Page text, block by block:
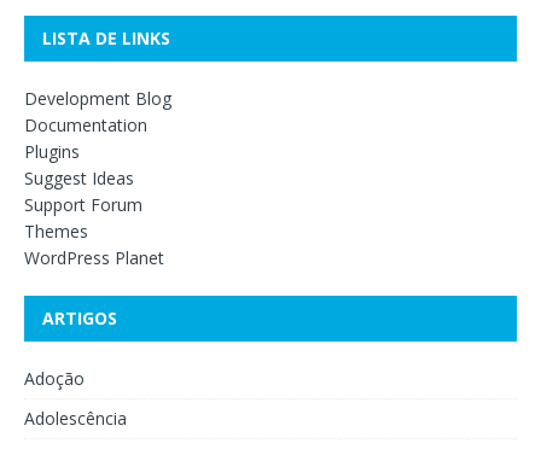
LISTA DE LINKS
Development Blog
Documentation
Plugins
Suggest Ideas
Support Forum
Themes
WordPress Planet
ARTIGOS
Adoção
Adolescência